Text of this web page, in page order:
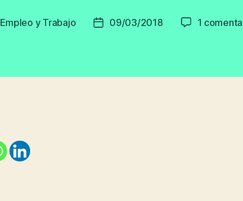
Empleo y Trabajo
Fecha09/03/2018 1